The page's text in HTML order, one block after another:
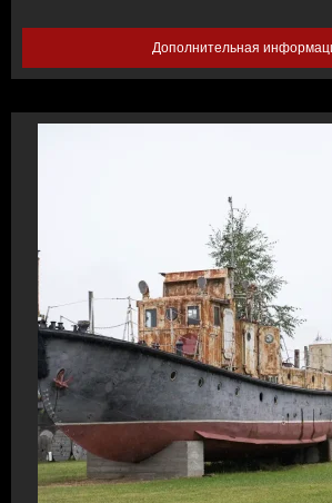
Дополнительная